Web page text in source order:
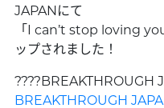
JAPANにて
「I can’t stop loving
ップされました！
????BREAKTHROUGH
BREAKTHROUGH